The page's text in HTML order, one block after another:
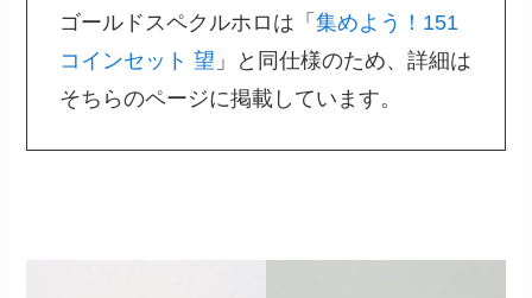
ゴールドスペクルホロは「集めよう！151
コインセット 望 」と同仕様のため、詳細は
そちらのページに掲載しています。